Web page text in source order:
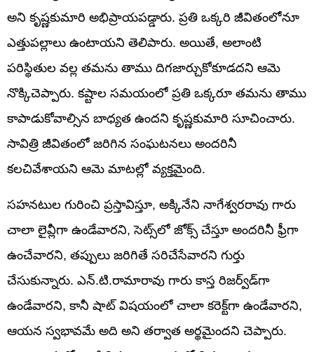
అని కృష్ణకుమారి అభిప్రాయపడ్డారు. ప్రతి ఒక్కరి జీవితంలోనూ
ఎత్తుపల్లాలు ఉంటాయని తెలిపారు. అయితే, అలాంటి
పరిస్థితుల వల్ల తమను తాము దిగజార్చుకోకూడదని ఆమె
నొక్కిచెప్పారు. కష్టాల సమయంలో ప్రతి ఒక్కరూ తమను తాము
కాపాడుకోవాల్సిన బాధ్యత ఉందని కృష్ణకుమారి సూచించారు.
సావిత్రి జీవితంలో జరిగిన సంఘటనలు అందరినీ
కలచివేశాయని ఆమె మాటల్లో వ్యక్తమైంది.
సహనటుల గురించి ప్రస్తావిస్తూ, అక్కినేని నాగేశ్వరరావు గారు
చాలా లైవ్లీగా ఉండేవారని, సెట్స్‌లో జోక్స్ చేస్తూ అందరినీ ఫ్రీగా
ఉంచేవారని, తప్పులు జరిగితే సరిచేసేవారని గుర్తు
చేసుకున్నారు. ఎన్.టి.రామారావు గారు కాస్త రిజర్వ్‌డ్‌గా
ఉండేవారని, కానీ షాట్ విషయంలో చాలా కరెక్ట్‌గా ఉండేవారని,
ఆయన స్వభావమే అది అని తర్వాత అర్థమైందని చెప్పారు.